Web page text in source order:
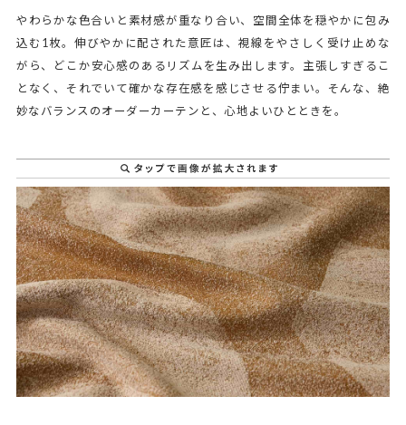
やわらかな色合いと素材感が重なり合い、空間全体を穏やかに包み
込む1枚。伸びやかに配された意匠は、視線をやさしく受け止めな
がら、どこか安心感のあるリズムを生み出します。主張しすぎるこ
となく、それでいて確かな存在感を感じさせる佇まい。そんな、絶
妙なバランスのオーダーカーテンと、心地よいひとときを。